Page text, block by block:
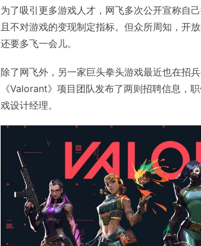
为了吸引更多游戏人才，网飞多次公开宣称自
且不对游戏的变现制定指标。但众所周知，开
还要多飞一会儿。
除了网飞外，另一家巨头拳头游戏最近也在招
《Valorant》项目团队发布了两则招聘信息，
戏设计经理。